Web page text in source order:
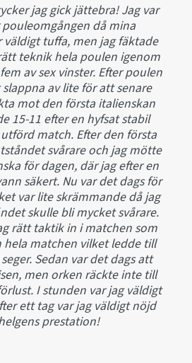
jag gick jättebra! Jag var
då mina
tuffa, men jag fäktade
teknik hela poulen igenom
av sex vinster. Efter poulen
av lite för att senare
mot den första italienskan
15-11 efter en hyfsat stabil
match. Efter den första
svårare och jag mötte
för dagen, där jag efter en
säkert. Nu var det dags för
var lite skrämmande då jag
skulle bli mycket svårare.
rätt taktik in i matchen som
hela matchen vilket ledde till
Sedan var det dags att
men orken räckte inte till
I stunden var jag väldigt
ett tag var jag väldigt nöjd
prestation!